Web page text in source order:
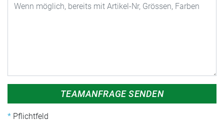
TEAMANFRAGE SENDEN
Pflichtfeld